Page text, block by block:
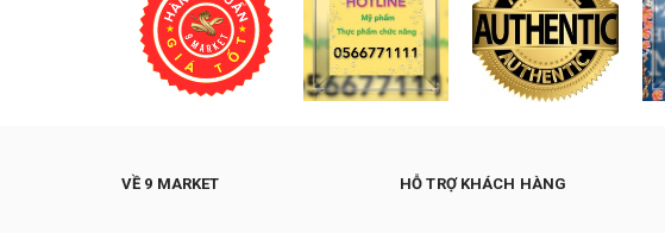
VỀ 9 MARKET HỖ TRỢ KHÁCH HÀNG